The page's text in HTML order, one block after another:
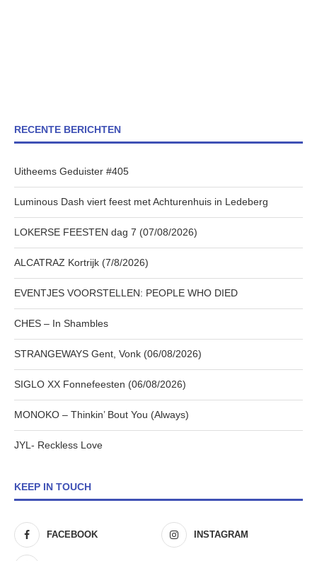
RECENTE BERICHTEN
Uitheems Geduister #405
Luminous Dash viert feest met Achturenhuis in Ledeberg
LOKERSE FEESTEN dag 7 (07/08/2026)
ALCATRAZ Kortrijk (7/8/2026)
EVENTJES VOORSTELLEN: PEOPLE WHO DIED
CHES – In Shambles
STRANGEWAYS Gent, Vonk (06/08/2026)
SIGLO XX Fonnefeesten (06/08/2026)
MONOKO – Thinkin’ Bout You (Always)
JYL- Reckless Love
KEEP IN TOUCH
FACEBOOK INSTAGRAM